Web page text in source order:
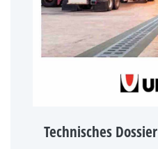
Technisches Dossier